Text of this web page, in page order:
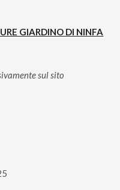
GIARDINO DI NINFA
sul sito